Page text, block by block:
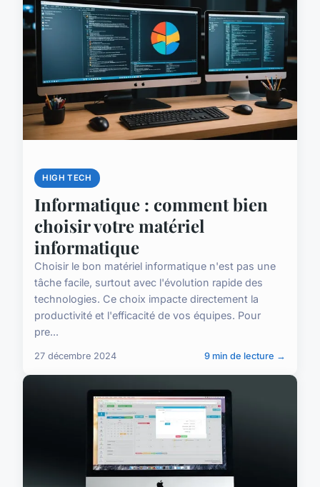
HIGH TECH
Informatique : comment bien
choisir votre matériel
informatique
Choisir le bon matériel informatique n'est pas une
tâche facile, surtout avec l'évolution rapide des
technologies. Ce choix impacte directement la
productivité et l'efficacité de vos équipes. Pour
pre...
27 décembre 2024 9 min de lecture →